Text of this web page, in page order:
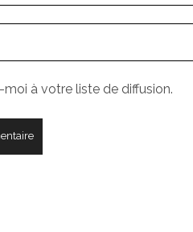
moi à votre liste de diffusion.